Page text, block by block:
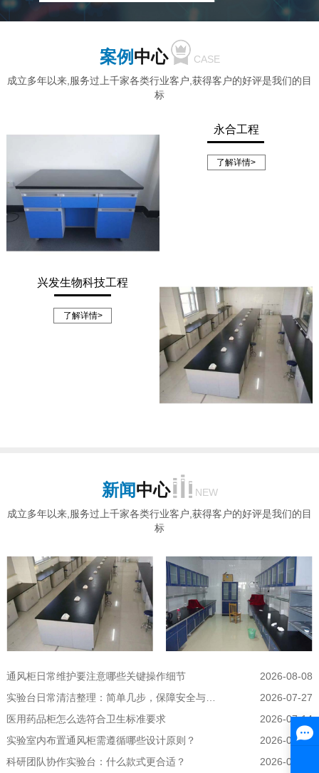
案例中心
CASE
成立多年以来,服务过上千家各类行业客户,获得客户的好评是我们的目
标
永合工程
了解详情>
兴发生物科技工程
了解详情>
新闻中心
NEW
成立多年以来,服务过上千家各类行业客户,获得客户的好评是我们的目
标
通风柜日常维护要注意哪些关键操作细节
2026-08-08
实验台日常清洁整理：简单几步，保障安全与效率
2026-07-27
医用药品柜怎么选符合卫生标准要求
2026-07-14
实验室内布置通风柜需遵循哪些设计原则？
2026-06-23
科研团队协作实验台：什么款式更合适？
2026-06-08